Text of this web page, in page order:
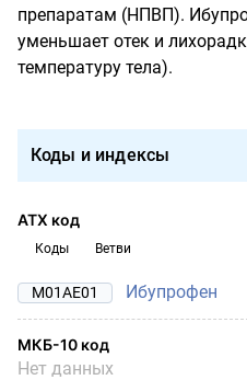
препаратам (НПВП).
уменьшает отек и
температуру тела).
Коды и индексы
АТХ код
Коды Ветви
M01AE01 Ибупрофен
МКБ-10 код
Нет данных